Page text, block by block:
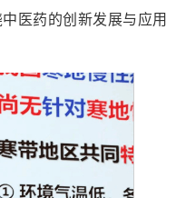
医药的创新发展与应用